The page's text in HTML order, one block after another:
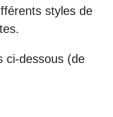
styles de
ci-dessous (de